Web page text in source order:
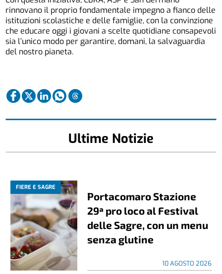
rinnovano il proprio fondamentale impegno a fianco delle
istituzioni scolastiche e delle famiglie, con la convinzione
che educare oggi i giovani a scelte quotidiane consapevoli
sia l’unico modo per garantire, domani, la salvaguardia
del nostro pianeta.
Ultime Notizie
FIERE E SAGRE
Portacomaro Stazione
29ª pro loco al Festival
delle Sagre, con un menu
senza glutine
10 AGOSTO 2026